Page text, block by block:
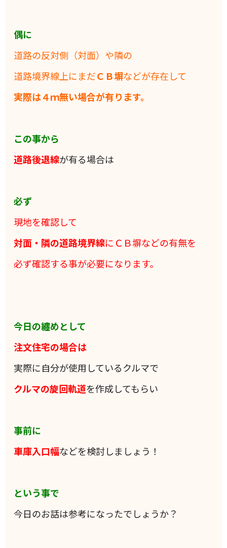
偶に
道路の反対側（対面）や隣の
道路境界線上にまだＣＢ塀などが存在して
実際は４ｍ無い場合が有ります。
この事から
道路後退線が有る場合は
必ず
現地を確認して
対面・隣の道路境界線にＣＢ塀などの有無を
必ず確認する事が必要になります。
今日の纏めとして
注文住宅の場合は
実際に自分が使用しているクルマで
クルマの旋回軌道を作成してもらい
事前に
車庫入口幅などを検討しましょう！
という事で
今日のお話は参考になったでしょうか？